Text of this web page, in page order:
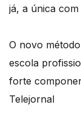
já, a única
O novo
escola
forte
Telejornal